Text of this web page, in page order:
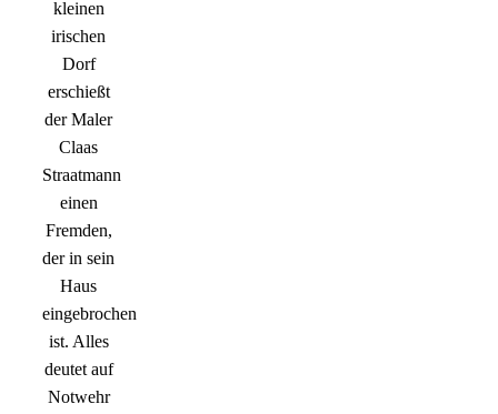
kleinen
irischen
Dorf
erschießt
der Maler
Claas
Straatmann
einen
Fremden,
der in sein
Haus
eingebrochen
ist. Alles
deutet auf
Notwehr